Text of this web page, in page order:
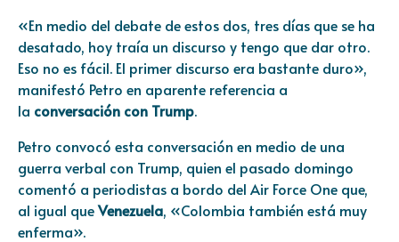
«En medio del debate de estos dos, tres días que se ha
desatado, hoy traía un discurso y tengo que dar otro.
Eso no es fácil. El primer discurso era bastante duro»,
manifestó Petro en aparente referencia a
la conversación con Trump.
Petro convocó esta conversación en medio de una
guerra verbal con Trump, quien el pasado domingo
comentó a periodistas a bordo del Air Force One que,
al igual queVenezuela, «Colombia también está muy
enferma».